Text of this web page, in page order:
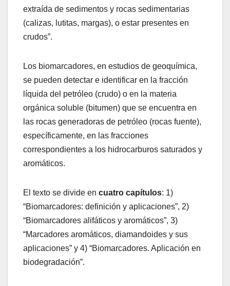
extraída de sedimentos y rocas sedimentarias
(calizas, lutitas, margas), o estar presentes en
crudos”.
Los biomarcadores, en estudios de geoquímica,
se pueden detectar e identificar en la fracción
líquida del petróleo (crudo) o en la materia
orgánica soluble (bitumen) que se encuentra en
las rocas generadoras de petróleo (rocas fuente),
específicamente, en las fracciones
correspondientes a los hidrocarburos saturados y
aromáticos.
El texto se divide en cuatro capítulos: 1)
“Biomarcadores: definición y aplicaciones”, 2)
“Biomarcadores alifáticos y aromáticos”, 3)
“Marcadores aromáticos, diamandoides y sus
aplicaciones” y 4) “Biomarcadores. Aplicación en
biodegradación”.